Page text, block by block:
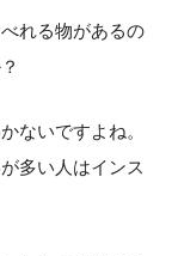
れる物があるの
ないですよね。
多い人はインス